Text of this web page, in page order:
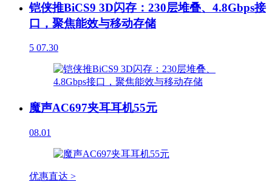
铠侠推BiCS9 3D闪存：230层堆叠、4.8Gbps接
口，聚焦能效与移动存储
5 07.30
魔声AC697夹耳耳机55元
08.01
优惠直达 >